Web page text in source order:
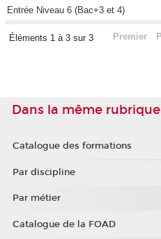
Entrée Niveau 6 (Bac+3 et 4)
Éléments 1 à 3 sur 3 Premier
Dans la même rubrique
Catalogue des formations
Par discipline
Par métier
Catalogue de la FOAD